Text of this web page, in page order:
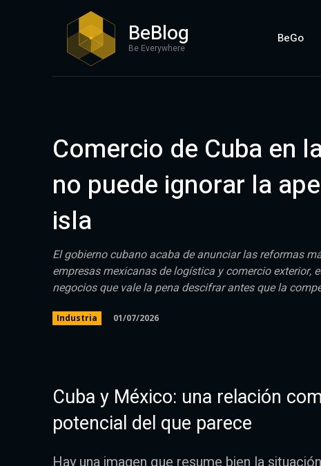
BeBlog
Be Everywhere
BeGo
Comercio de Cuba en
no puede ignorar la
isla
El gobierno cubano acaba de anunciar las reformas
empresas mexicanas de logística y comercio
negocios que vale la pena descifrar antes que la
Industria 01/07/2026
Cuba y México: una relación
potencial del que parece